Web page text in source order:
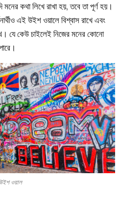
কথা লিখে রাখা হয়, তবে তা পূর্ণ হয়।
এই উইশ ওয়ালে বিশ্বাস রাখে এবং
যে কেউ চাইলেই নিজের মনের কোনো
উইশ ওয়াল